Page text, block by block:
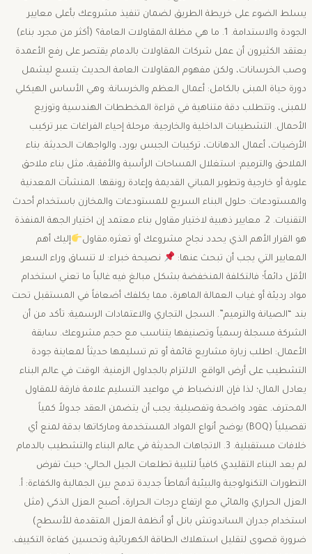
يسلط الضوء على خريطة الطريق لضمان تنفيذ مشروعك بأعلى معايير
الجودة والاستدامة. ​1. ما هي مظلة المقاولات العامة؟ (أكثر من مجرد بناء) ​
يعتقد الكثيرون أن عمل شركات المقاولات بالدمام يقتصر على رفع الأعمدة
وصب الخرسانات، ولكن مفهوم المقاولات العامة الحديث يتسع ليشمل
دورة حياة المبنى بالكامل: ​أعمال العظم والخرسانة: وهي الأساس الهيكلي
للمبنى، وتتطلب دقة متناهية في قراءة المخططات الهندسية وتوزيع
الأحمال. ​التشطيبات الداخلية والخارجية: مرحلة إحياء الفراغات عبر تركيب
الأرضيات، أعمال الدهانات، تركيبات الجبس بورد، والواجهات الحديثة. ​بناء
الملاحق والترميم: استغلال المساحات الرأسية والأفقية، مثل بناء ملاحق
علوية أو خارجية وتطوير المباني القديمة وإعادة رونقها. ​المنشآت المعدنية
والمستودعات: حلول البناء السريع للمستودعات والمخازن باستخدام أحدث
التقنيات. ​2. معايير ذهبية لاختيار مقاول بناء معتمد ​إن اختيار الجهة المنفذة
هو القرار الأهم الذي يحدد نجاح مشروعك أو تعثره.مقاول
إليك أهم
المعايير التي يجب أن تبحث عنها: ​
نصيحة خبراء: لا تنساق وراء السعر
الأقل دائماً؛ فالتكلفة المنخفضة بشكل مبالغ فيه غالباً ما تعني استخدام
مواد رديئة أو غياب العمالة الماهرة، مما يكلفك أضعافاً في المستقبل تحت
بند “الصيانة والترميم”. ​السجل التجاري والاعتمادات الرسمية: تأكد من أن
الشركة مسجلة رسمياً وتصنيفها يتناسب مع حجم مشروعك. ​سابقة
الأعمال: اطلب زيارة مشاريع قائمة أو تم تسليمها حديثاً لمعاينة جودة
التشطيب على أرض الواقع. ​الالتزام بالجداول الزمنية: الوقت في عالم البناء
يعادل المال؛ لذا فإن الانضباط في مواعيد التسليم علامة فارقة للمقاول
المحترف. ​عقود واضحة وتفصيلية: يجب أن يتضمن العقد جدولاً كمياً
تفصيلياً (BOQ) يوضح أنواع المواد المستخدمة وماركاتها بدقة لمنع أي
خلافات مستقبلية. ​3. الاتجاهات الحديثة في عالم البناء والتشطيب بالدمام ​
لم يعد البناء التقليدي كافياً لتلبية تطلعات الجيل الحالي؛ حيث تفرض
التطورات التكنولوجية والبيئية أنماطاً جديدة تدمج بين الجمالية والكفاءة: ​أ.
العزل الحراري والمائي ​مع ارتفاع درجات الحرارة، أصبح العزل الذكي (مثل
استخدام جدران الساندوتش بانل أو أنظمة العزل المتقدمة للأسطح)
ضرورة قصوى لتقليل استهلاك الطاقة الكهربائية وتحسين كفاءة التكييف. ​